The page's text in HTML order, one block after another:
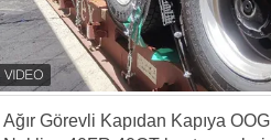
Ağır Görevli Kapıdan Kapıya OOG